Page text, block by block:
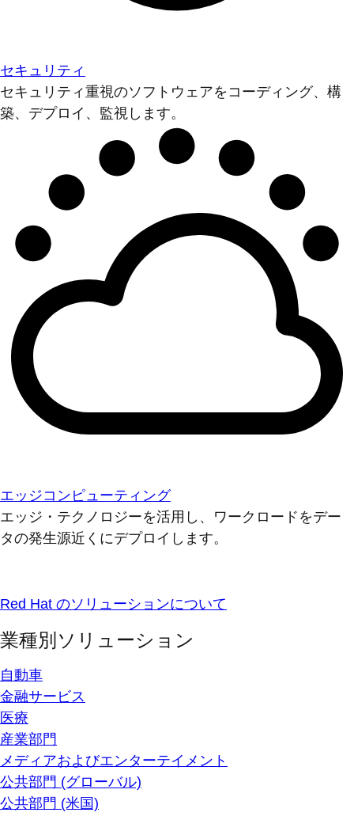
セキュリティ
セキュリティ重視のソフトウェアをコーディング、構
築、デプロイ、監視します。
エッジコンピューティング
エッジ・テクノロジーを活用し、ワークロードをデー
タの発生源近くにデプロイします。
Red Hat のソリューションについて
業種別ソリューション
自動車
金融サービス
医療
産業部門
メディアおよびエンターテイメント
公共部門 (グローバル)
公共部門 (米国)